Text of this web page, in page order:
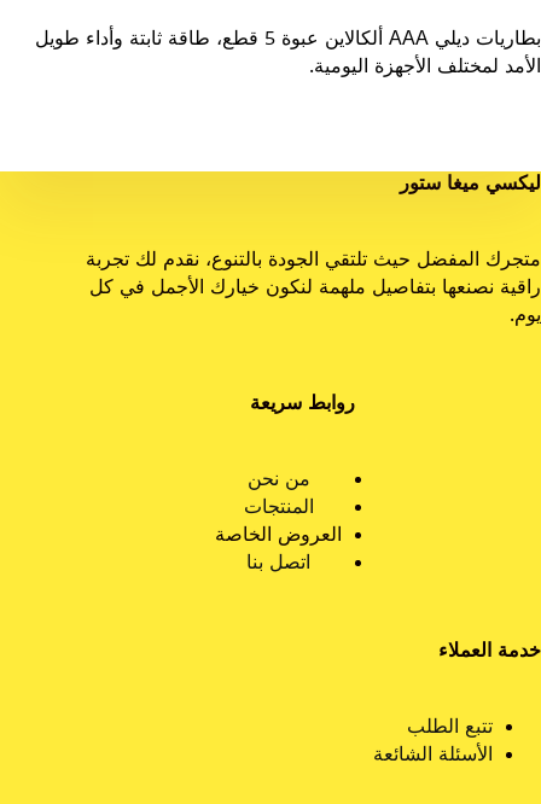
بطاريات ديلي AAA ألكالاين عبوة 5 قطع، طاقة ثابتة وأداء طويل
الأمد لمختلف الأجهزة اليومية.
ليكسي ميغا ستور
متجرك المفضل حيث تلتقي الجودة بالتنوع، نقدم لك تجربة
راقية نصنعها بتفاصيل ملهمة لنكون خيارك الأجمل في كل
يوم.
روابط سريعة
من نحن
المنتجات
العروض الخاصة
اتصل بنا
خدمة العملاء
تتبع الطلب
الأسئلة الشائعة